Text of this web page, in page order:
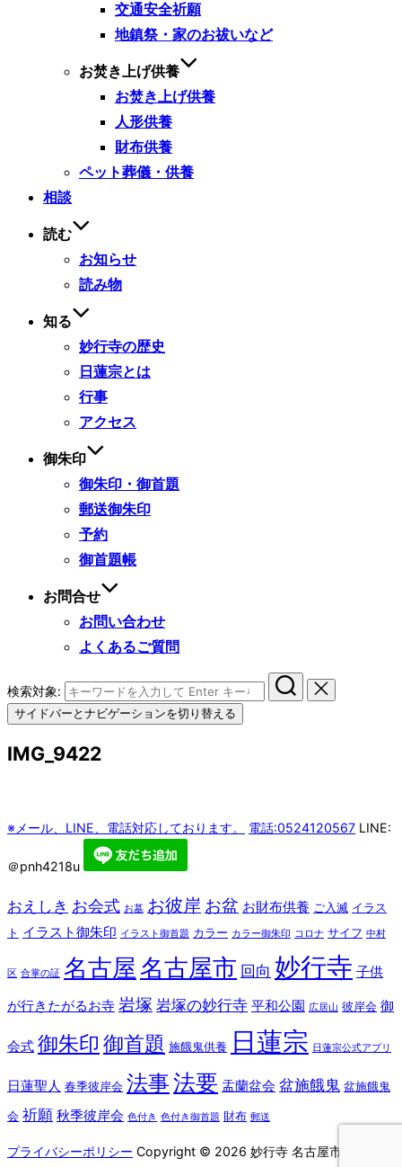
交通安全祈願
地鎮祭・家のお祓いなど
お焚き上げ供養
お焚き上げ供養
人形供養
財布供養
ペット葬儀・供養
相談
読む
お知らせ
読み物
知る
妙行寺の歴史
日蓮宗とは
行事
アクセス
御朱印
御朱印・御首題
郵送御朱印
予約
御首題帳
お問合せ
お問い合わせ
よくあるご質問
検索対象:
サイドバーとナビゲーションを切り替える
IMG_9422
※メール、LINE、電話対応しております。 電話:0524120567 LINE:
＠pnh4218u
おえしき お会式 お墓 お彼岸 お盆 お財布供養 ご入滅 イラス
ト イラスト御朱印 イラスト御首題 カラー カラー御朱印 コロナ サイフ 中村
区 合掌の証 名古屋名古屋市 回向 妙行寺 子供
が行きたがるお寺 岩塚 岩塚の妙行寺 平和公園 広居山 彼岸会 御
会式 御朱印 御首題 施餓鬼供養 日蓮宗 日蓮宗公式アプリ
日蓮聖人 春季彼岸会 法事法要 盂蘭盆会 盆施餓鬼 盆施餓鬼
会 祈願 秋季彼岸会 色付き 色付き御首題 財布 郵送
プライバシーポリシー Copyright © 2026 妙行寺 名古屋市 中村区